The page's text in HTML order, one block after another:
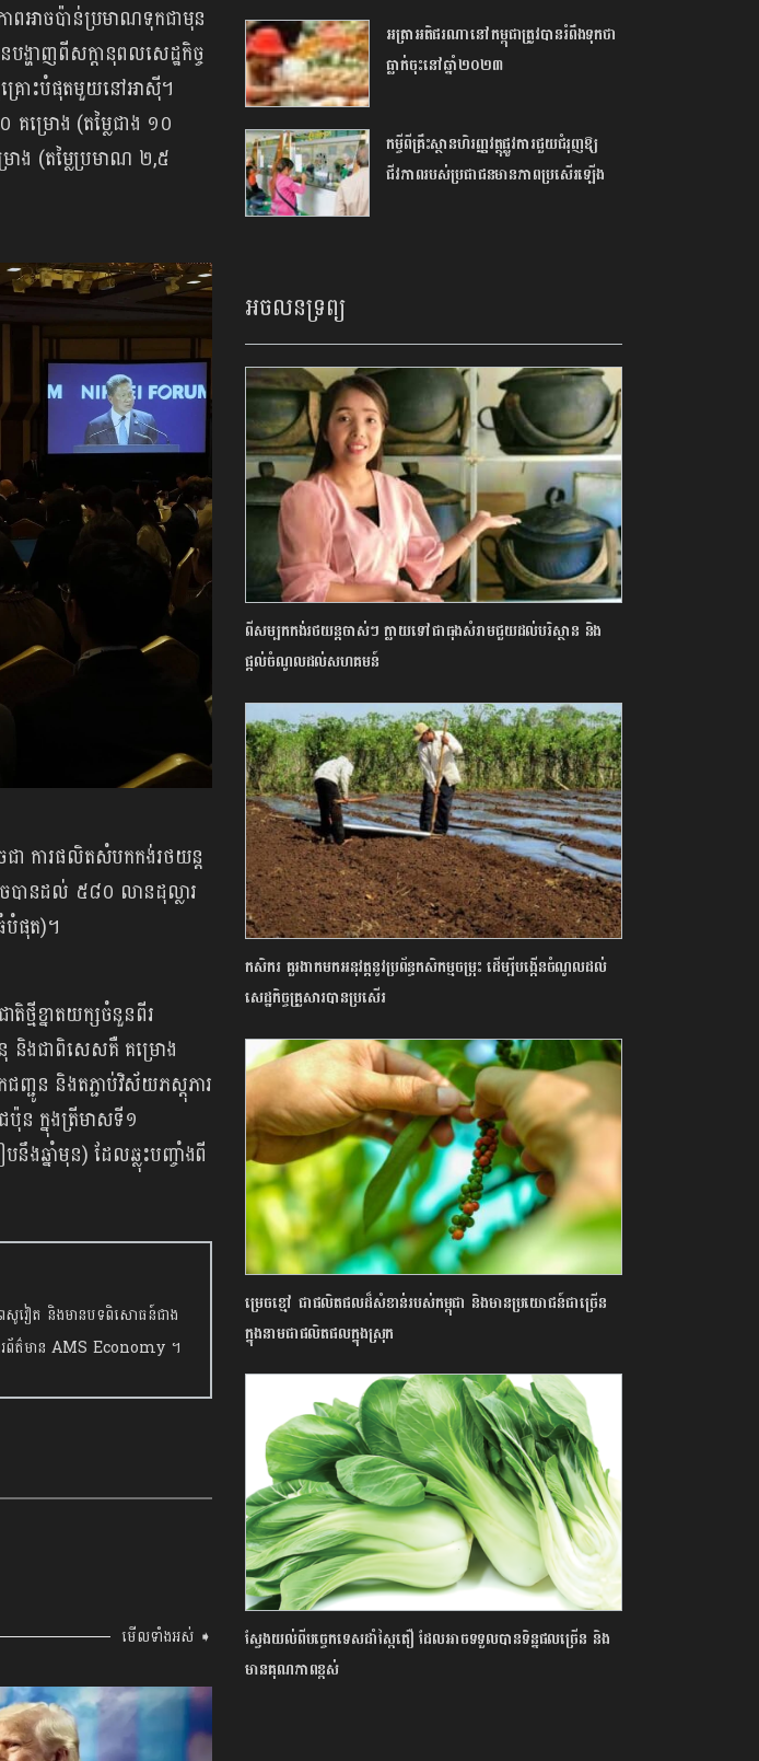
ពអាចប៉ាន់ប្រមាណទុកជាមុន
ង្ហាញពីសក្តានុពលសេដ្ឋកិច្ច
គ្រោះបំផុតមួយនៅអាស៊ី។
គម្រោង (តម្លៃជាង ១០
ោង (តម្លៃប្រមាណ ២,៥
ចជា ការផលិតសំបកកង់រថយន្ត
ចបានដល់ ៥៨០ លានដុល្លារ
បំផុត)។
តិថ្មីខ្នាតយក្សចំនួនពីរ
និងជាពិសេសគឺ គម្រោង
ញ្ជូន និងតភ្ជាប់វិស័យភស្តុភារ
ប៉ុន ក្នុងត្រីមាសទី១
ងឆ្នាំមុន) ដែលឆ្លុះបញ្ចាំងពី
ាពសូវៀត និងមានបទពិសោធន៍ជាង
ារព័ត៌មាន AMS Economy ។
មើលទាំងអស់ ➧
អត្រាអតិផរណានៅកម្ពុជាត្រូវបានរំពឹងទុកថា
ធ្លាក់ចុះនៅឆ្នាំ២០២៣
កម្ចីពីគ្រឹះស្ថានហិរញ្ញវត្ថុផ្លូវការជួយជំរុញឱ្យ
ជីវភាពរបស់ប្រជាជនមានភាពប្រសើរឡើង
អចលនទ្រព្យ
ពីសម្បកកង់រថយន្តចាស់ៗ ក្លាយទៅជាធុងសំរាមជួយដល់បរិស្ថាន និង
ផ្តល់ចំណូលដល់សហគមន៍
កសិករ គួរងាកមកអនុវត្តនូវប្រព័ន្ធកសិកម្មចម្រុះ ដើម្បីបង្កើនចំណូលដល់
សេដ្ឋកិច្ចគ្រួសារបានប្រសើរ
ម្រេចខ្មៅ ជាផលិតផលដ៏សំខាន់របស់កម្ពុជា និងមានប្រយោជន៍ជាច្រើន
ក្នុងនាមជាផលិតផលក្នុងស្រុក
ស្វែងយល់ពីបច្ចេកទេសដាំស្ពៃតឿ ដែលអាចទទួលបានទិន្នផលច្រើន និង
មានគុណភាពខ្ពស់